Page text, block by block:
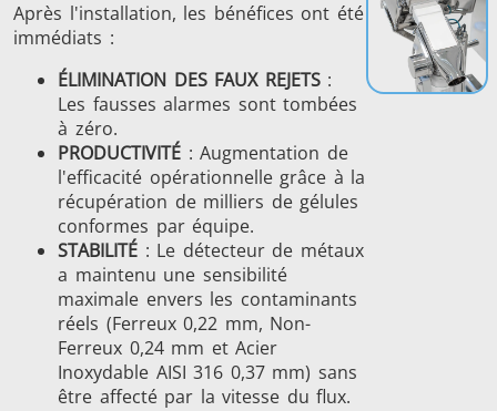
Après l'installation, les bénéfices ont été
immédiats :
ÉLIMINATION DES FAUX REJETS:
Les fausses alarmes sont tombées
à zéro.
PRODUCTIVITÉ : Augmentation de
l'efficacité opérationnelle grâce à la
récupération de milliers de gélules
conformes par équipe.
STABILITÉ : Le détecteur de métaux
a maintenu une sensibilité
maximale envers les contaminants
réels (Ferreux 0,22 mm, Non-
Ferreux 0,24 mm et Acier
Inoxydable AISI 316 0,37 mm) sans
être affecté par la vitesse du flux.